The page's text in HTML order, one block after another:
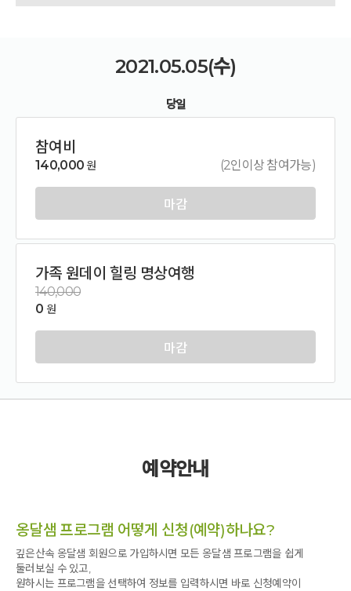
2021.05.05(수)
당일
참여비
140,000 원 (2인이상 참여가능)
마감
가족 원데이 힐링 명상여행
140,000
0 원
마감
예약안내
옹달샘 프로그램 어떻게 신청(예약)하나요?
깊은산속 옹달샘 회원으로 가입하시면 모든 옹달샘 프로그램을 쉽게
둘러보실 수 있고,
원하시는 프로그램을 선택하여 정보를 입력하시면 바로 신청예약이